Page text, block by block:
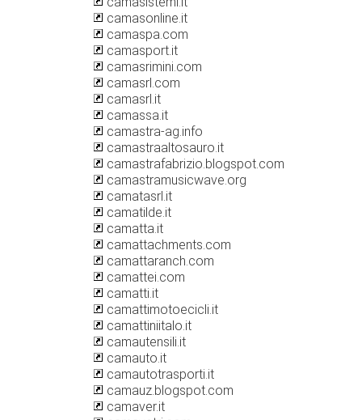
camasonline.it
camaspa.com
camasport.it
camasrimini.com
camasrl.com
camasrl.it
camassa.it
camastra-ag.info
camastraaltosauro.it
camastrafabrizio.blogspot.com
camastramusicwave.org
camatasrl.it
camatilde.it
camatta.it
camattachments.com
camattaranch.com
camattei.com
camatti.it
camattimotoecicli.it
camattiniitalo.it
camautensili.it
camauto.it
camautotrasporti.it
camauz.blogspot.com
camaver.it